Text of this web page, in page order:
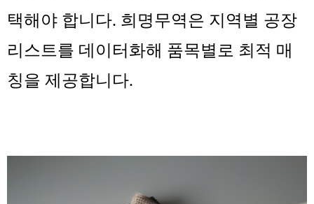
택해야 합니다. 희명무역은 지역별 공장
리스트를 데이터화해 품목별로 최적 매
칭을 제공합니다.